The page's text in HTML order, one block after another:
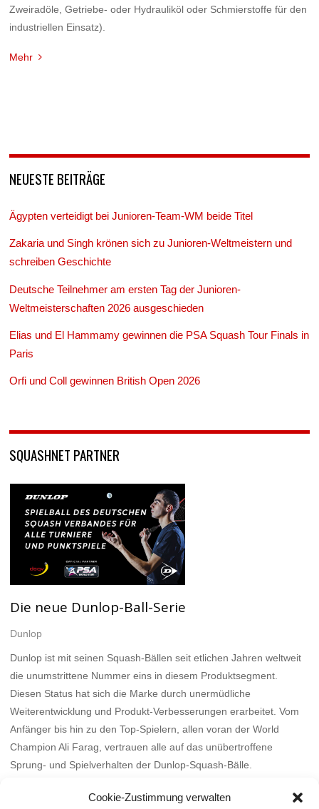
Cookie-Zustimmung verwalten
Zweiradöle, Getriebe- oder Hydrauliköl oder Schmierstoffe für den
industriellen Einsatz).
Mehr
NEUESTE BEITRÄGE
Ägypten verteidigt bei Junioren-Team-WM beide Titel
Zakaria und Singh krönen sich zu Junioren-Weltmeistern und
schreiben Geschichte
Deutsche Teilnehmer am ersten Tag der Junioren-
Weltmeisterschaften 2026 ausgeschieden
Elias und El Hammamy gewinnen die PSA Squash Tour Finals in
Paris
Orfi und Coll gewinnen British Open 2026
SQUASHNET PARTNER
Die neue Dunlop-Ball-Serie
Dunlop
Dunlop ist mit seinen Squash-Bällen seit etlichen Jahren weltweit
die unumstrittene Nummer eins in diesem Produktsegment.
Diesen Status hat sich die Marke durch unermüdliche
Weiterentwicklung und Produkt-Verbesserungen erarbeitet. Vom
Anfänger bis hin zu den Top-Spielern, allen voran der World
Champion Ali Farag, vertrauen alle auf das unübertroffene
Sprung- und Spielverhalten der Dunlop-Squash-Bälle.